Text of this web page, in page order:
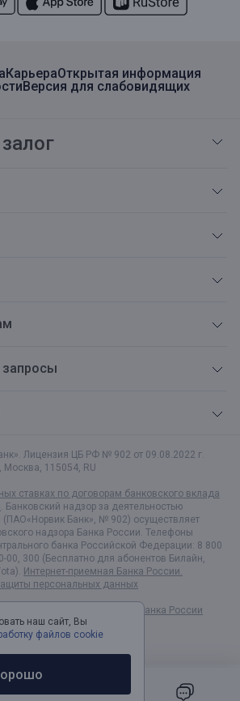
Лицензия ЦБ РФ № 902 от 09.08.2022 г.
, Москва, 115054, RU
ставках по договорам банковского вклада
. Банковский надзор за деятельностью
(ПАО«Норвик Банк», № 902) осуществляет
надзора Банка России. Телефоны
банка Российской Федерации: 8 800
00, 300 (Бесплатно для абонентов Билайн,
Интернет-приемная Банка России.
персональных данных
в соответствии c Указанием Банка России
КарьераОткрытая информация
Версия для слабовидящих
наш сайт, Вы
файлов cookie